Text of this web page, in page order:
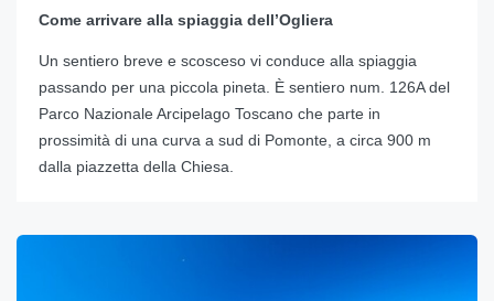
Come arrivare alla spiaggia dell’Ogliera
Un sentiero breve e scosceso vi conduce alla spiaggia
passando per una piccola pineta. È sentiero num. 126A del
Parco Nazionale Arcipelago Toscano che parte in
prossimità di una curva a sud di Pomonte, a circa 900 m
dalla piazzetta della Chiesa.